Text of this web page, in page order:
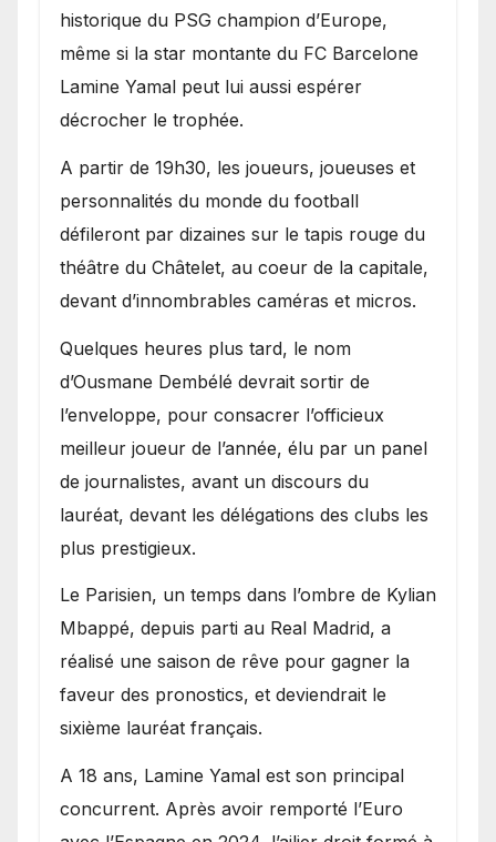
historique du PSG champion d’Europe,
même si la star montante du FC Barcelone
Lamine Yamal peut lui aussi espérer
décrocher le trophée.
A partir de 19h30, les joueurs, joueuses et
personnalités du monde du football
défileront par dizaines sur le tapis rouge du
théâtre du Châtelet, au coeur de la capitale,
devant d’innombrables caméras et micros.
Quelques heures plus tard, le nom
d’Ousmane Dembélé devrait sortir de
l’enveloppe, pour consacrer l’officieux
meilleur joueur de l’année, élu par un panel
de journalistes, avant un discours du
lauréat, devant les délégations des clubs les
plus prestigieux.
Le Parisien, un temps dans l’ombre de Kylian
Mbappé, depuis parti au Real Madrid, a
réalisé une saison de rêve pour gagner la
faveur des pronostics, et deviendrait le
sixième lauréat français.
A 18 ans, Lamine Yamal est son principal
concurrent. Après avoir remporté l’Euro